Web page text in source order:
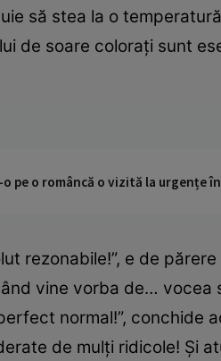
să stea la o
de soare coloraţi sunt
pe o româncă o vizită la urgențe
rezonabile!”, e de
vine vorba de…
normal!”,
de mulţi ridicole! Şi